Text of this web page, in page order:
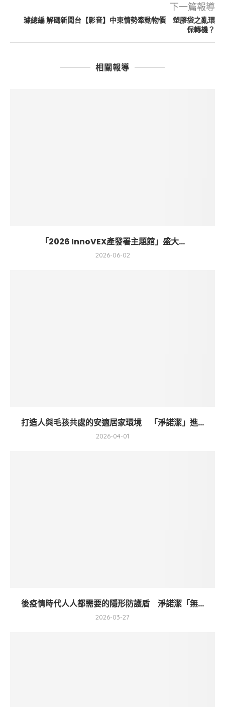
下一篇報導
璩總編 解碼新聞台【影音】中東情勢牽動物價 塑膠袋之亂環
保轉機？
相關報導
「2026 InnoVEX產發署主題館」盛大...
2026-06-02
打造人與毛孩共處的安適居家環境 「淨諾潔」進...
2026-04-01
後疫情時代人人都需要的隱形防護盾 淨諾潔「無...
2026-03-27